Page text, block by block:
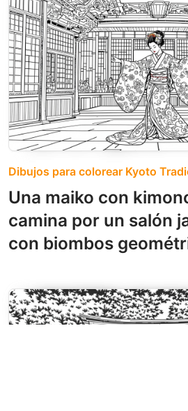
Dibujos para colorear Kyoto
Una maiko con
camina por un salón
con biombos